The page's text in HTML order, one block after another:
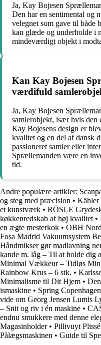
Ja, Kay Bojesen
Den har en sentimental og
velegnet som gave til både
kan glæde og underholde i
mindeværdigt objekt i
Kan Kay Bojesen
værdifuld
Ja, Kay Bojesen
samlerobjekt, især hvis den
Kay Bojesens design er
kvalitet og en del af dansk
passioneret samler eller
Sprællemanden være en
tid.
Andre populære artikler:
og steg med præcision • Kähler
et kunstværk • RÖSLE
køkkenredskab af høj kvalitet •
en ægte mesterkok • OBH
Fosa Madrid Vakuumsystem
Håndmikser gør madlavning
kande m. låg – Til at holde dig
Minimal Vækkeur – Tidløs
Rainbow Krus – 6 stk. •
Minimalisme til Dit Hjem •
ismaskine • Spring
vide om Georg Jensen Lumis
– Snit og riv i én maskine •
endnu smukkere med denne
Magasinholder• Pillivuyt
Pålægsmaskinen • Guide til